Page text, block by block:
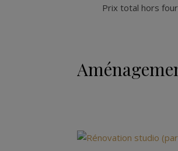
Prix total hors